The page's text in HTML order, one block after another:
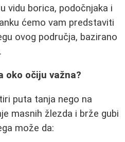
vidu borica, podočnjaka i
ćemo vam predstaviti
ovog područja, bazirano
oko očiju važna?
puta tanja nego na
masnih žlezda i brže gubi
može da: